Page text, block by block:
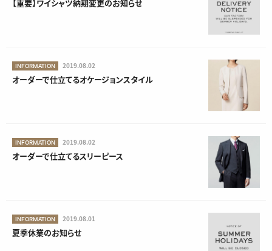
【重要】ワイシャツ納期変更のお知らせ
INFORMATION 2019.08.02
オーダーで仕立てるオケージョンスタイル
INFORMATION 2019.08.02
オーダーで仕立てるスリーピース
INFORMATION 2019.08.01
夏季休業のお知らせ